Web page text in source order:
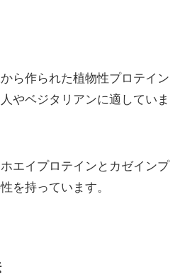
ら作られた植物性プロテイン
やベジタリアンに適していま
エイプロテインとカゼインプ
を持っています。